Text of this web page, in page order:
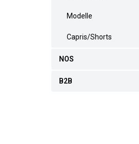
Modelle
Capris/Shorts
NOS
B2B